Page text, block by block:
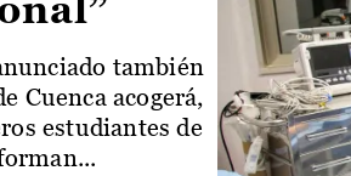
también
Cuenca acogerá,
estudiantes de